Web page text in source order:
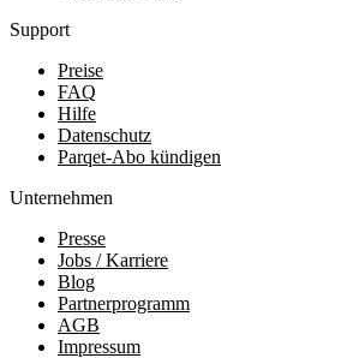
Support
Preise
FAQ
Hilfe
Datenschutz
Parqet-Abo kündigen
Unternehmen
Presse
Jobs / Karriere
Blog
Partnerprogramm
AGB
Impressum